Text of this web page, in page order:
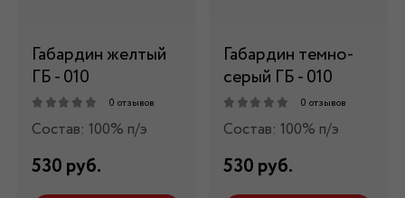
Габардин желтый
ГБ - 010
0 отзывов
Состав: 100% п/э
530 руб.
Габардин темно-
серый ГБ - 010
0 отзывов
Состав: 100% п/э
530 руб.